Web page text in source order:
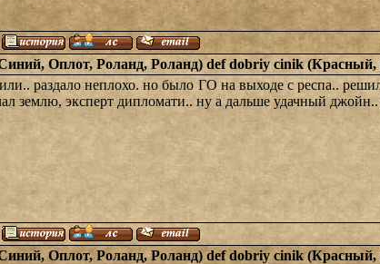
Оплот, Роланд, Роланд) def dobriy cinik
раздало неплохо. но было ГО на выходе с респа..
землю, эксперт дипломати.. ну а дальше удачный
Оплот, Роланд, Роланд) def dobriy cinik